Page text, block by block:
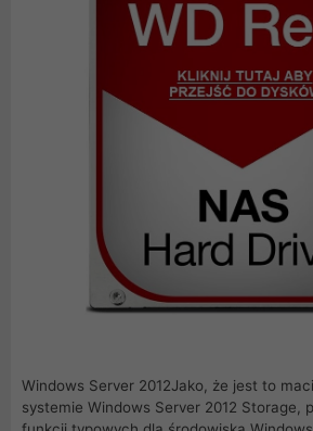
Windows Server 2012Jako, że jest to
systemie Windows Server 2012 Storage,